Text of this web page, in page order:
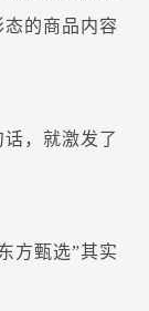
的商品内容
，就激发了
方甄选”其实